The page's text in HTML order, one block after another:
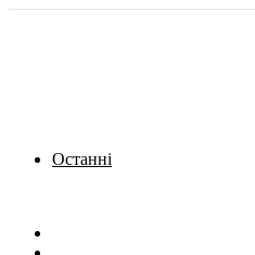
Останні